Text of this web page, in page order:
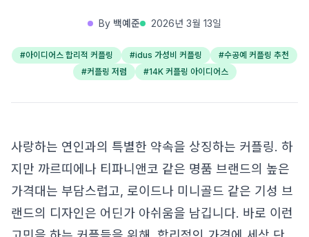
By 백예준 2026년 3월 13일
#아이디어스 합리적 커플링 #idus 가성비 커플링 #수공예 커플링 추천
#커플링 저렴 #14K 커플링 아이디어스
사랑하는 연인과의 특별한 약속을 상징하는 커플링. 하
지만 까르띠에나 티파니앤코 같은 명품 브랜드의 높은
가격대는 부담스럽고, 로이드나 미니골드 같은 기성 브
랜드의 디자인은 어딘가 아쉬움을 남깁니다. 바로 이런